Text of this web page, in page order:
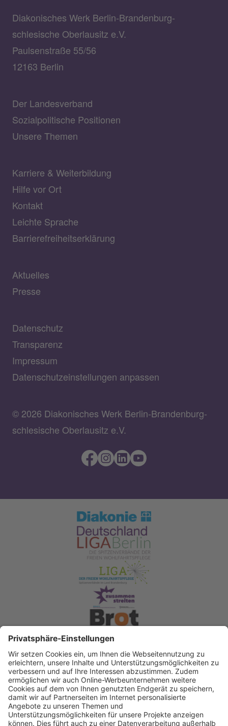
Diakonisches Werk Berlin-Brandenburg-
schlesische Oberlausitz e.V.
Paulsenstraße 55/56
12163 Berlin
Der Landesverband
Sozialpolitische Positionen
Unsere Themen
Karriere & Weiterbildung
Hilfe vor Ort
Kontakt
Leichte Sprache
Barrierefreiheitserklärung
Aktuelles
Presse
Datenschutz
Transparenz
Impressum
Datenschutzeinstellungen anpassen
© 2026 Diakonisches Werk Berlin-Brandenburg-
schlesische Oberlausitz e.V.
Spendenkonto Diakonisches Werk Berlin-
Brandenburg-schlesische Oberlausitz e.V